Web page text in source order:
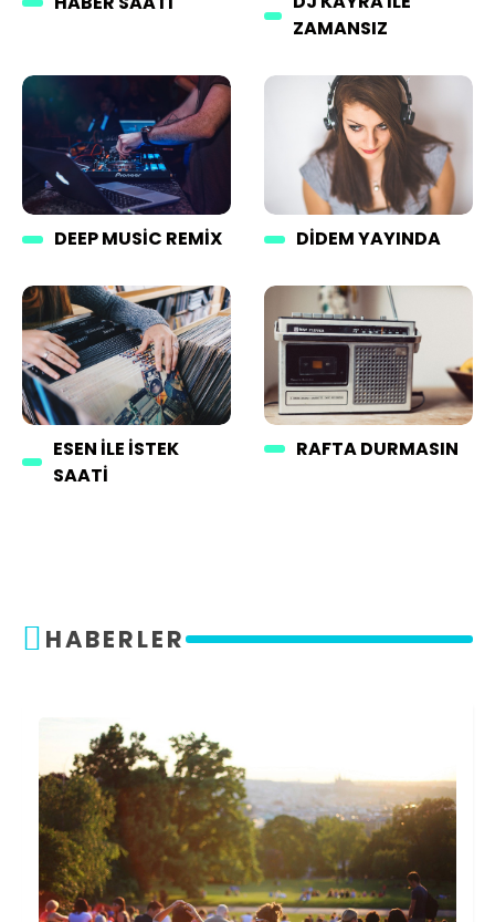
ZAMANSIZ
DEEP MUSIC REMIX DIDEM YAYINDA
ESEN ILE İSTEK
SAATI
RAFTA DURMASIN
HABERLER